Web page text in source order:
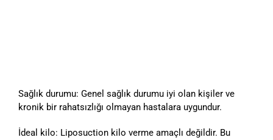
Sağlık durumu: Genel sağlık durumu iyi olan kişiler ve
kronik bir rahatsızlığı olmayan hastalara uygundur.
İdeal kilo: Liposuction kilo verme amaçlı değildir. Bu